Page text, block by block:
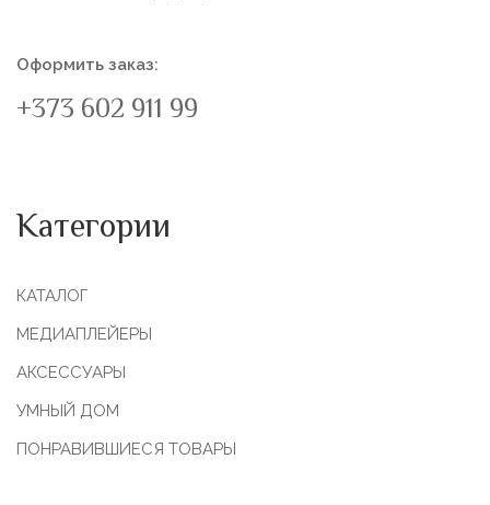
Оформить заказ:
+373 602 911 99
Категории
КАТАЛОГ
МЕДИАПЛЕЙЕРЫ
АКСЕССУАРЫ
УМНЫЙ ДОМ
ПОНРАВИВШИЕСЯ ТОВАРЫ